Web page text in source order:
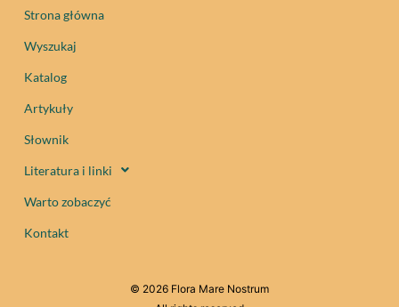
Strona główna
Wyszukaj
Katalog
Artykuły
Słownik
Literatura i linki
Warto zobaczyć
Kontakt
© 2026 Flora Mare Nostrum